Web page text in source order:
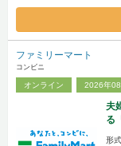
ファミリーマート
コンビニ
オンライン 2026年
夫
る
形